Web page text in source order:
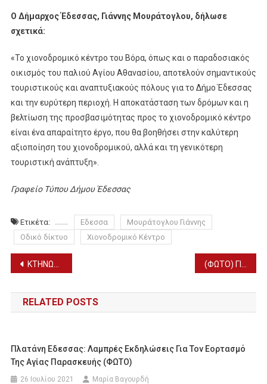
Ο Δήμαρχος Έδεσσας, Γιάννης Μουράτογλου, δήλωσε
σχετικά:
«Το χιονοδρομικό κέντρο του Βόρα, όπως και ο παραδοσιακός
οικισμός του παλιού Αγίου Αθανασίου, αποτελούν σημαντικούς
τουριστικούς και αναπτυξιακούς πόλους για το Δήμο Έδεσσας
και την ευρύτερη περιοχή. Η αποκατάσταση των δρόμων και η
βελτίωση της προσβασιμότητας προς το χιονοδρομικό κέντρο
είναι ένα απαραίτητο έργο, που θα βοηθήσει στην καλύτερη
αξιοποίηση του χιονοδρομικού, αλλά και τη γενικότερη
τουριστική ανάπτυξη».
Γραφείο Τύπου Δήμου Έδεσσας
Ετικέτα: Εδεσσα
Μουράτογλου Γιάννης
Οδικό δίκτυο
Χιονοδρομικό Κέντρο
Πλοήγηση
άρθρων
ΚΤΗΝΩΔΙΑ: Ελουσε γατάκι με οινόπνευμα και το πέταξε στα σκουπίδια
RELATED POSTS
Πλατάνη Εδεσσας: Λαμπρές Εκδηλώσεις Για Τον Εορτασμό
Της Αγίας Παρασκευής (ΦΩΤΟ)
26 Ιουλίου 2021 Μαρία Βαγουρδή